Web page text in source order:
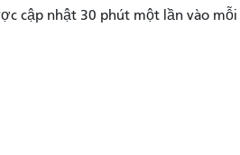
nào
cập nhật 30 phút một lần vào